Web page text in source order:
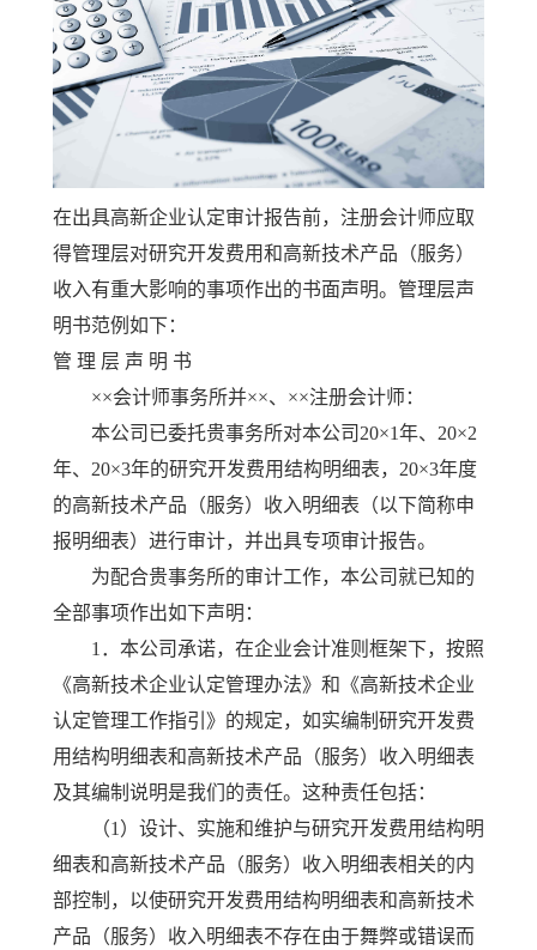
在出具高新企业认定审计报告前，注册会计师应取
得管理层对研究开发费用和高新技术产品（服务）
收入有重大影响的事项作出的书面声明。管理层声
明书范例如下：
管 理 层 声 明 书
××会计师事务所并××、××注册会计师：
本公司已委托贵事务所对本公司20×1年、20×2
年、20×3年的研究开发费用结构明细表，20×3年度
的高新技术产品（服务）收入明细表（以下简称申
报明细表）进行审计，并出具专项审计报告。
为配合贵事务所的审计工作，本公司就已知的
全部事项作出如下声明：
1．本公司承诺，在企业会计准则框架下，按照
《高新技术企业认定管理办法》和《高新技术企业
认定管理工作指引》的规定，如实编制研究开发费
用结构明细表和高新技术产品（服务）收入明细表
及其编制说明是我们的责任。这种责任包括：
（1）设计、实施和维护与研究开发费用结构明
细表和高新技术产品（服务）收入明细表相关的内
部控制，以使研究开发费用结构明细表和高新技术
产品（服务）收入明细表不存在由于舞弊或错误而